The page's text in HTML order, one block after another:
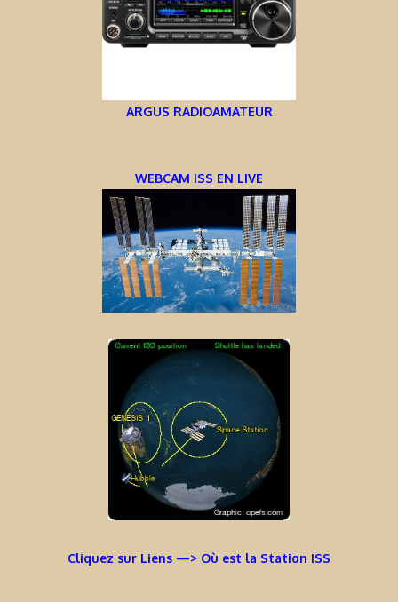
ARGUS RADIOAMATEUR
WEBCAM ISS EN LIVE
Cliquez sur Liens —> Où est la Station ISS